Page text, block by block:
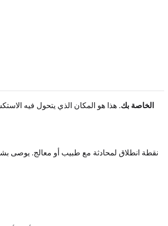
الإجراء التالي لنتيجة BDI الخاصة بك. هذا هو المكان الذي يتحول فيه